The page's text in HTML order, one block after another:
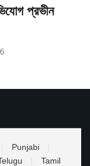
প্রভীন
Punjabi
Tamil